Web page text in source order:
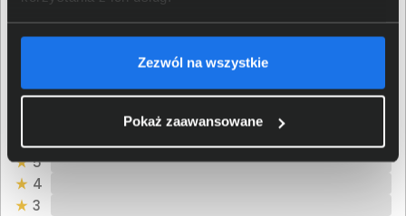
Zezwól na wszystkie
Pokaż zaawansowane
0/5 0 - ilość opinii o produkcie
5
4
3